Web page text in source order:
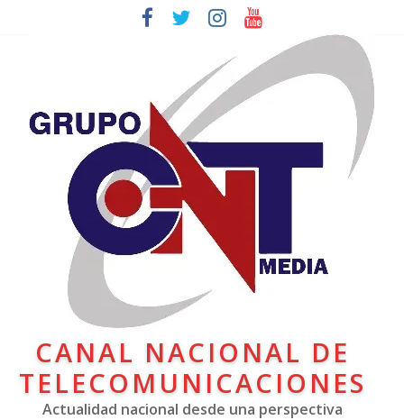
CANAL NACIONAL DE
TELECOMUNICACIONES
Actualidad nacional desde una perspectiva